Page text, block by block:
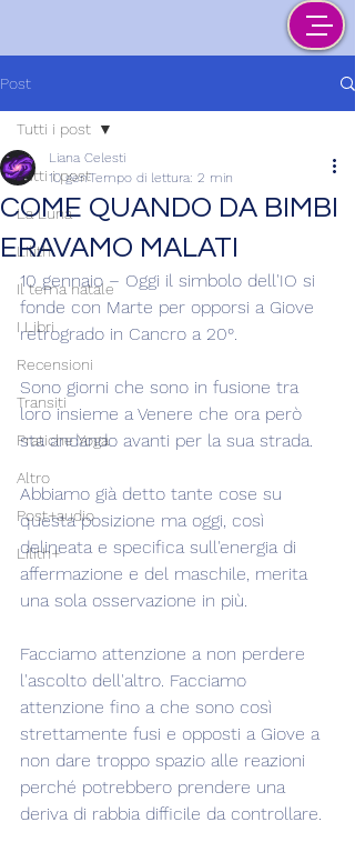
Post
Tutti i post
La Luna
Lilith
Il tema natale
I Libri
Recensioni
Transiti
Pratiche Yoga
Altro
Post+audio
Lilith+
Tutti i post
COME QUANDO DA BIMBI
ERAVAMO MALATI
Liana Celesti
10 genTempo di lettura: 2 min
10 gennaio – Oggi il simbolo dell'IO si
fonde con Marte per opporsi a Giove
retrogrado in Cancro a 20°.
Sono giorni che sono in fusione tra
loro insieme a Venere che ora però
sta andando avanti per la sua strada.
Abbiamo già detto tante cose su
questa posizione ma oggi, così
delineata e specifica sull'energia di
affermazione e del maschile, merita
una sola osservazione in più.
Facciamo attenzione a non perdere
l'ascolto dell'altro. Facciamo
attenzione fino a che sono così
strettamente fusi e opposti a Giove a
non dare troppo spazio alle reazioni
perché potrebbero prendere una
deriva di rabbia difficile da controllare.